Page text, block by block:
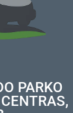
PARKO